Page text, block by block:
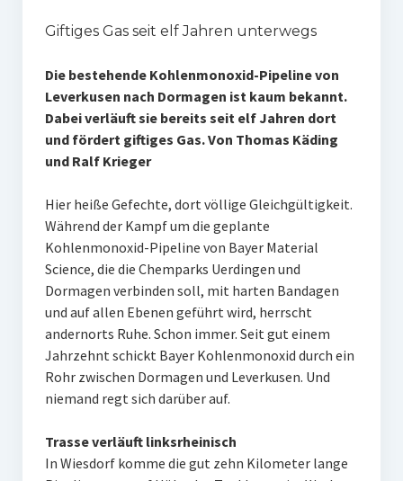
Giftiges Gas seit elf Jahren unterwegs
Die bestehende Kohlenmonoxid-Pipeline von
Leverkusen nach Dormagen ist kaum bekannt.
Dabei verläuft sie bereits seit elf Jahren dort
und fördert giftiges Gas. Von Thomas Käding
und Ralf Krieger
Hier heiße Gefechte, dort völlige Gleichgültigkeit.
Während der Kampf um die geplante
Kohlenmonoxid-Pipeline von Bayer Material
Science, die die Chemparks Uerdingen und
Dormagen verbinden soll, mit harten Bandagen
und auf allen Ebenen geführt wird, herrscht
andernorts Ruhe. Schon immer. Seit gut einem
Jahrzehnt schickt Bayer Kohlenmonoxid durch ein
Rohr zwischen Dormagen und Leverkusen. Und
niemand regt sich darüber auf.
Trasse verläuft linksrheinisch
In Wiesdorf komme die gut zehn Kilometer lange